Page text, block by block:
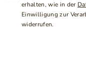
erhalten, wie in der
Einwilligung zur
widerrufen.